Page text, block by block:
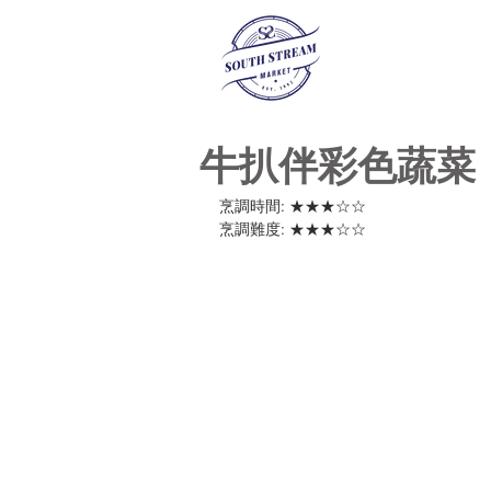
牛扒伴彩色蔬菜
烹調時間: ★★★☆☆
烹調難度: ★★★☆☆